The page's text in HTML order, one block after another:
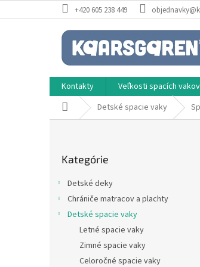
na
+420 605 238 449
Kontakty Veľkosti spacích vakov
DomovDetské spacie vaky
kategórie
Kategórie
Detské deky
Chrániče matracov a plachty
Detské spacie vaky
Letné spacie vaky
Zimné spacie vaky
Celoročné spacie vaky